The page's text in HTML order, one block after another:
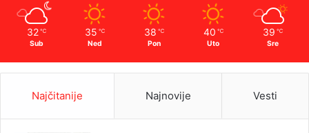
32 ℃
Sub
35 ℃
Ned
38 ℃
Pon
40 ℃
Uto
39 ℃
Sre
Najčitanije Najnovije Vesti